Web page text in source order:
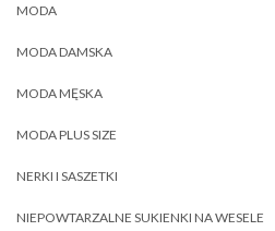
MODA
MODA DAMSKA
MODA MĘSKA
MODA PLUS SIZE
NERKI I SASZETKI
NIEPOWTARZALNE SUKIENKI NA WESELE